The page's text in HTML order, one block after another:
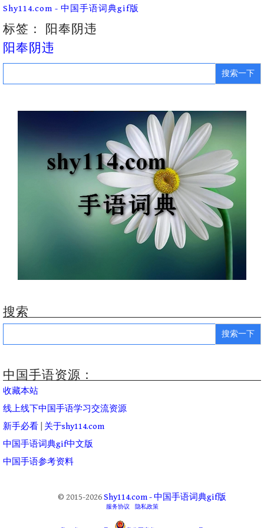
Skip
content
Shy114.com - 中国手语词典gif版
标签：
阳奉阴违
阳奉阴违
Search
搜索
Search
中国手语资源：
收藏本站
线上线下中国手语学习交流资源
新手必看
关于shy114.com
中国手语词典gif中文版
中国手语参考资料
© 2015-2026Shy114.com - 中国手语词典gif版
服务协议 隐私政策